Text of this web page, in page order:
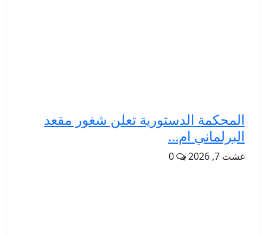
المحكمة الدستورية تعلن شغور مقعد
البرلماني ام...
غشت 7, 2026 0